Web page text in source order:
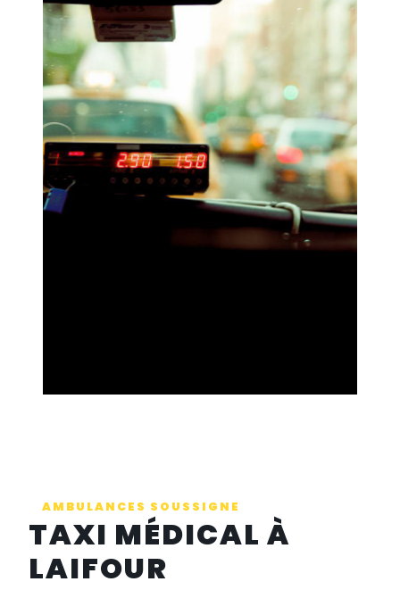
AMBULANCES SOUSSIGNE
TAXI MÉDICAL À
LAIFOUR